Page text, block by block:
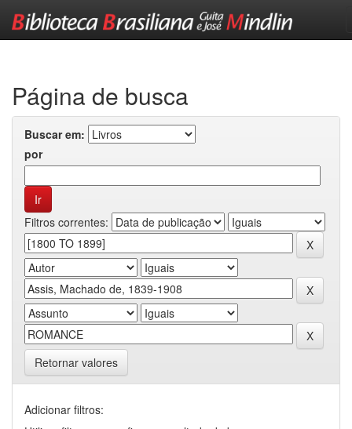
Página de busca
Buscar em:
por
Filtros correntes:
Retornar valores
Adicionar filtros: